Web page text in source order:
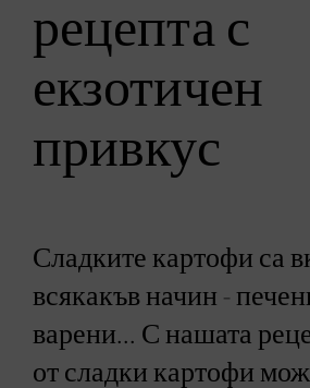
рецепта с
екзотичен
привкус
Сладките картофи са
всякакъв начин -
варени... С нашата
от сладки картофи